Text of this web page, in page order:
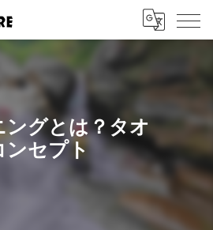
ングとは？タオ
ンセプト